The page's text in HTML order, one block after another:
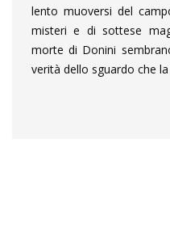
lento muoversi del
misteri e di sottese
morte di Donini
verità dello sguardo che